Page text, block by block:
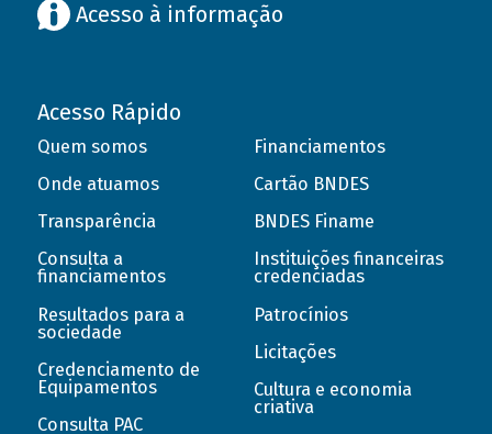
Acesso à informação
Acesso Rápido
Quem somos
Onde atuamos
Transparência
Consulta a
financiamentos
Resultados para a
sociedade
Credenciamento de
Equipamentos
Consulta PAC
Financiamentos
Cartão BNDES
BNDES Finame
Instituições financeiras
credenciadas
Patrocínios
Licitações
Cultura e economia
criativa